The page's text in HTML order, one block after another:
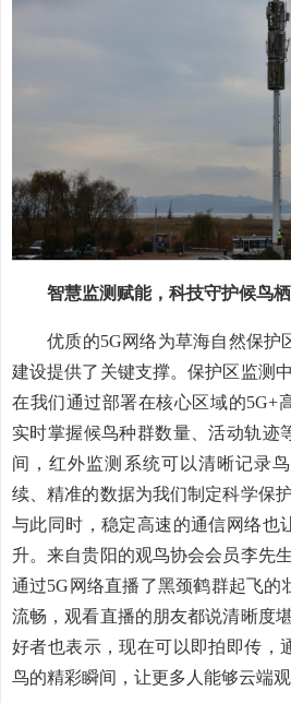
智慧监测赋能，科技守护候鸟
优质的5G网络为草海自然保护
建设提供了关键支撑。保护区监测
在我们通过部署在核心区域的5G+
实时掌握候鸟种群数量、活动轨迹
间，红外监测系统可以清晰记录
续、精准的数据为我们制定科学保
与此同时，稳定高速的通信网络也
升。来自贵阳的观鸟协会会员李先
通过5G网络直播了黑颈鹤群起飞的
流畅，观看直播的朋友都说清晰度
好者也表示，现在可以即拍即传，
鸟的精彩瞬间，让更多人能够云端